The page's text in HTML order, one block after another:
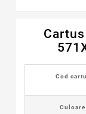
Cod
Culoare